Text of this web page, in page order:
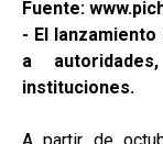
Fuente:
- El lanzamiento
a
instituciones.